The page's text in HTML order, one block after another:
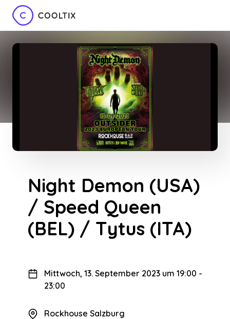
Night Demon (USA)
/ Speed Queen
(BEL) / Tytus (ITA)
Mittwoch, 13. September 2023 um 19:00 -
23:00
Rockhouse Salzburg